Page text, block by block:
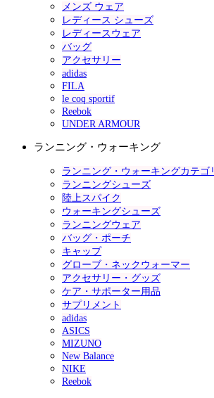
メンズ ウェア
レディース シューズ
レディースウェア
バッグ
アクセサリー
adidas
FILA
le coq sportif
Reebok
UNDER ARMOUR
ランニング・ウォーキング
ランニング・ウォーキングカテゴ
ランニングシューズ
陸上スパイク
ウォーキングシューズ
ランニングウェア
バッグ・ポーチ
キャップ
グローブ・ネックウォーマー
アクセサリー・グッズ
ケア・サポーター用品
サプリメント
adidas
ASICS
MIZUNO
New Balance
NIKE
Reebok